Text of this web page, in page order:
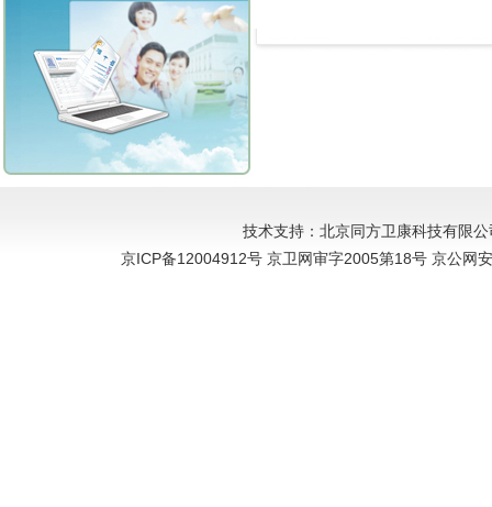
技术支持：北京同方卫康科技有限公
京ICP备12004912号 京卫网审字2005第18号 京公网